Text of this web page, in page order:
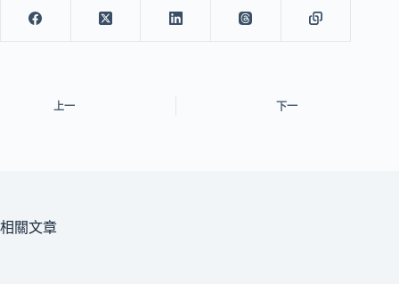
上一 下一
相關文章